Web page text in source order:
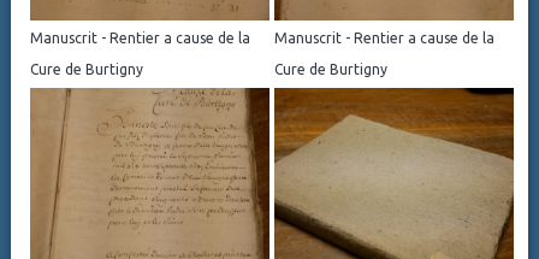
Manuscrit - Rentier a cause de la
Cure de Burtigny
Manuscrit - Rentier a cause de la
Cure de Burtigny